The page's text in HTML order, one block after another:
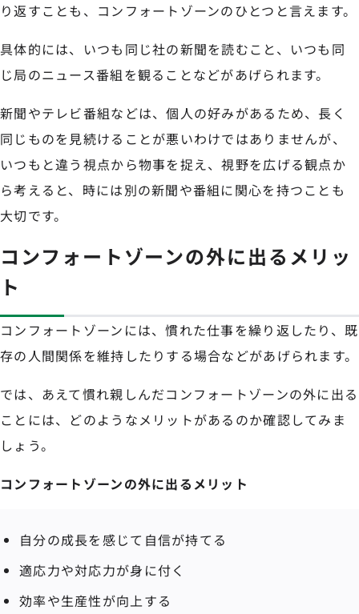
り返すことも、コンフォートゾーンのひとつと言えます。
具体的には、いつも同じ社の新聞を読むこと、いつも同
じ局のニュース番組を観ることなどがあげられます。
新聞やテレビ番組などは、個人の好みがあるため、長く
同じものを見続けることが悪いわけではありませんが、
いつもと違う視点から物事を捉え、視野を広げる観点か
ら考えると、時には別の新聞や番組に関心を持つことも
大切です。
コンフォートゾーンの外に出るメリッ
ト
コンフォートゾーンには、慣れた仕事を繰り返したり、既
存の人間関係を維持したりする場合などがあげられます。
では、あえて慣れ親しんだコンフォートゾーンの外に出る
ことには、どのようなメリットがあるのか確認してみま
しょう。
コンフォートゾーンの外に出るメリット
自分の成長を感じて自信が持てる
適応力や対応力が身に付く
効率や生産性が向上する